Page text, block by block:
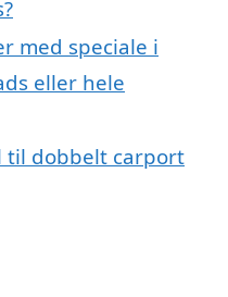
med speciale i
eller hele
til dobbelt carport